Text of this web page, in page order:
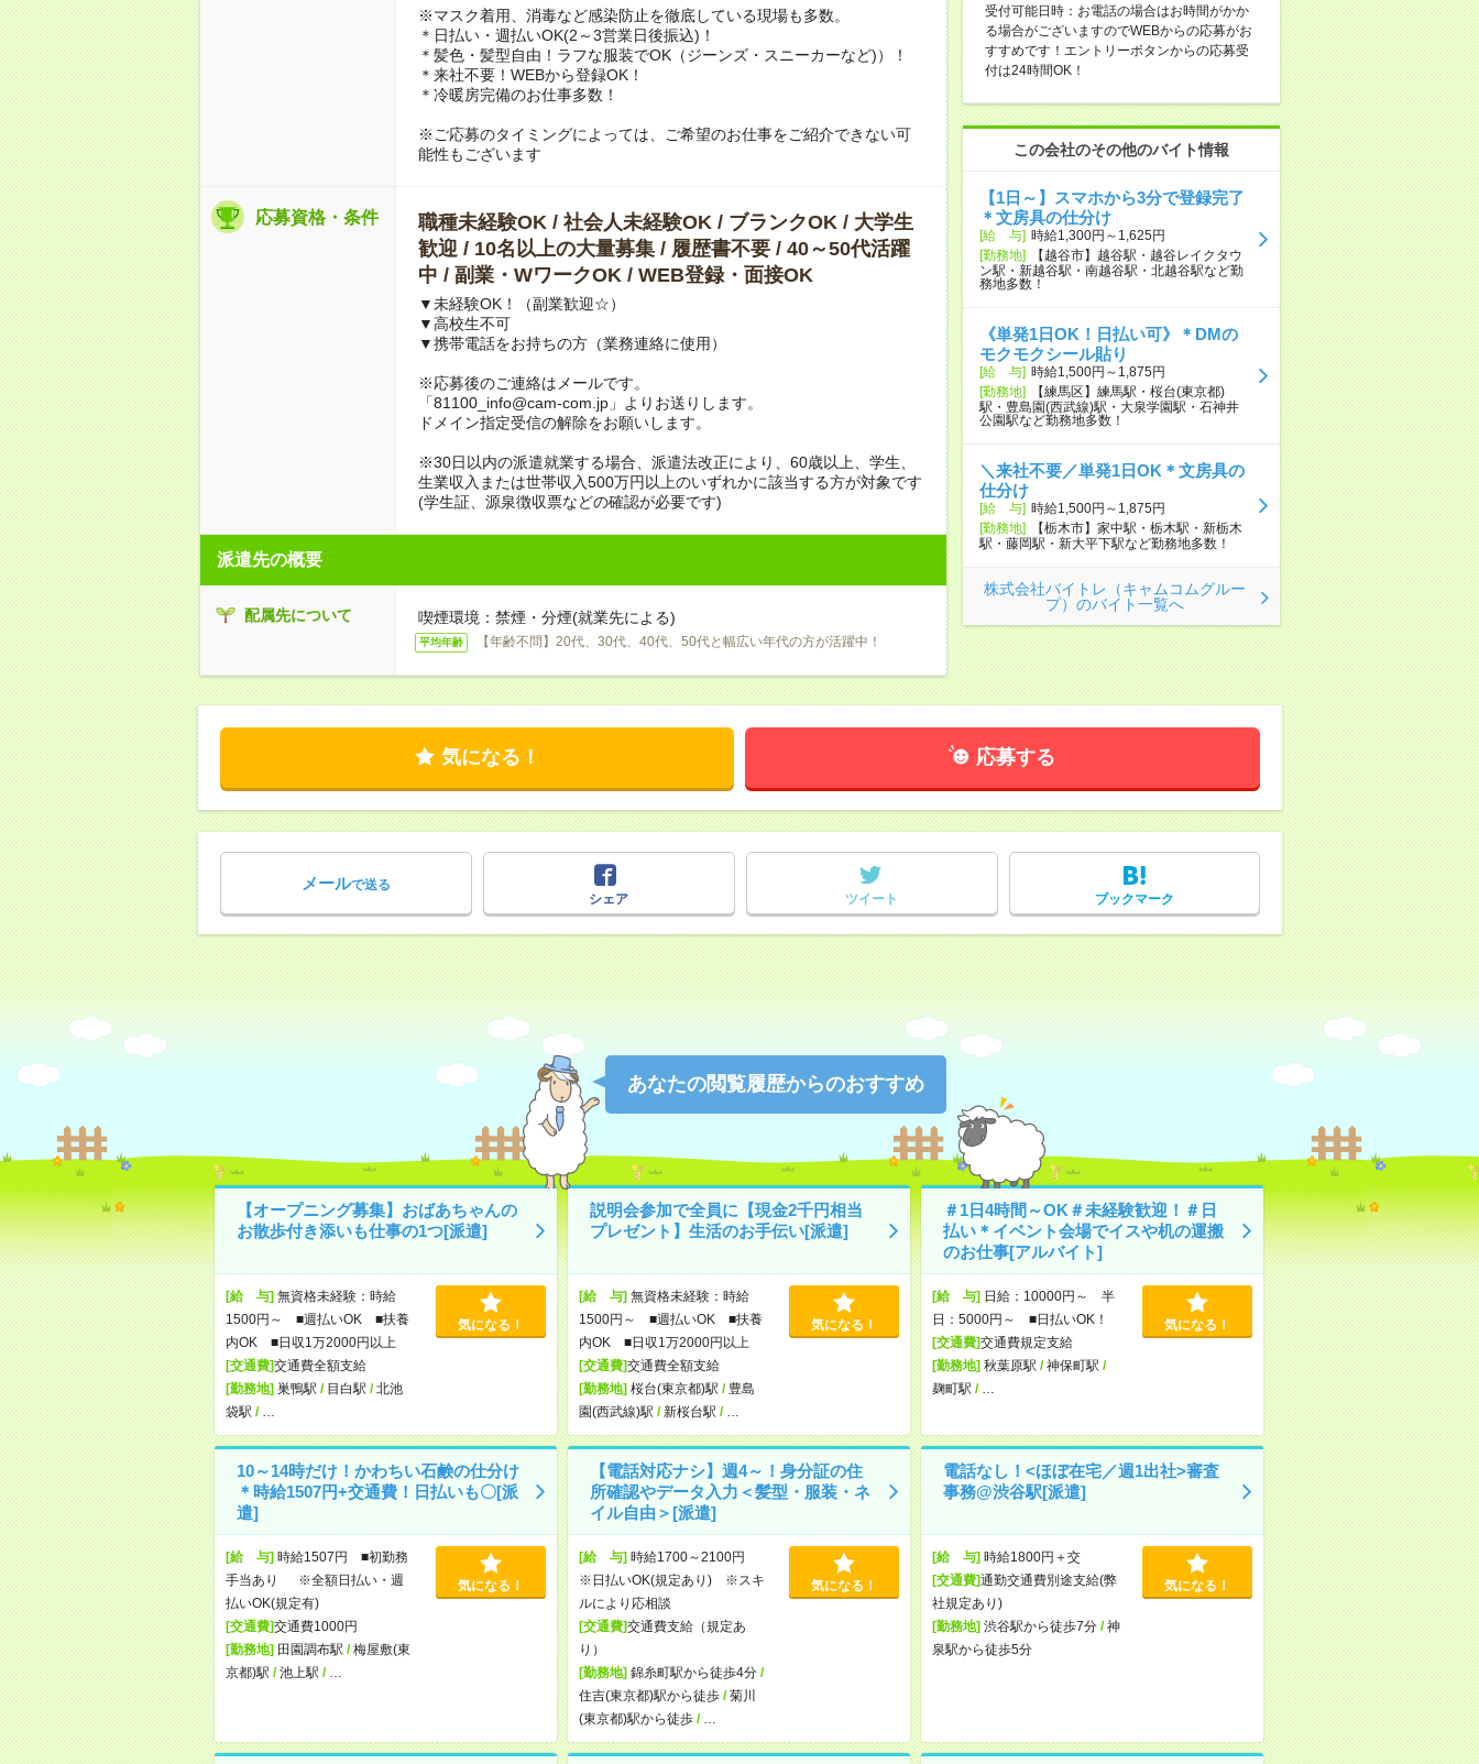
※マスク着用、消毒など感染防止を徹底している現場も多数。
＊日払い・週払いOK(2～3営業日後振込)！
＊髪色・髪型自由！ラフな服装でOK（ジーンズ・スニーカーなど)）！
＊来社不要！WEBから登録OK！
＊冷暖房完備のお仕事多数！
※ご応募のタイミングによっては、ご希望のお仕事をご紹介できない可
能性もございます
応募資格・条件
職種未経験OK / 社会人未経験OK / ブランクOK / 大学生
歓迎 / 10名以上の大量募集 / 履歴書不要 / 40～50代活躍
中 / 副業・WワークOK / WEB登録・面接OK
▼未経験OK！（副業歓迎☆）
▼高校生不可
▼携帯電話をお持ちの方（業務連絡に使用）
※応募後のご連絡はメールです。
「81100_info@cam-com.jp」よりお送りします。
ドメイン指定受信の解除をお願いします。
※30日以内の派遣就業する場合、派遣法改正により、60歳以上、学生、
生業収入または世帯収入500万円以上のいずれかに該当する方が対象です
(学生証、源泉徴収票などの確認が必要です)
派遣先の概要
配属先について 喫煙環境：禁煙・分煙(就業先による)
平均年齢 【年齢不問】20代、30代、40代、50代と幅広い年代の方が活躍中！
受付可能日時：お電話の場合はお時間がかか
る場合がございますのでWEBからの応募がお
すすめです！エントリーボタンからの応募受
付は24時間OK！
この会社のその他のバイト情報
【1日～】スマホから3分で登録完了
＊文房具の仕分け
[給 与] 時給1,300円～1,625円
[勤務地]
【越谷市】越谷駅・越谷レイクタウ
ン駅・新越谷駅・南越谷駅・北越谷駅など勤
務地多数！
《単発1日OK！日払い可》＊DMの
モクモクシール貼り
[給 与] 時給1,500円～1,875円
[勤務地]
【練馬区】練馬駅・桜台(東京都)
駅・豊島園(西武線)駅・大泉学園駅・石神井
公園駅など勤務地多数！
＼来社不要／単発1日OK＊文房具の
仕分け
[給 与] 時給1,500円～1,875円
[勤務地]
【栃木市】家中駅・栃木駅・新栃木
駅・藤岡駅・新大平下駅など勤務地多数！
株式会社バイトレ（キャムコムグルー
プ）のバイト一覧へ
気になる！ 応募する
メールで送る
シェア
ツイート ブックマーク
あなたの閲覧履歴からのおすすめ
【オープニング募集】おばあちゃんの
お散歩付き添いも仕事の1つ[派遣]
[給 与]無資格未経験：時給
1500円～ ■週払いOK ■扶養
内OK ■日収1万2000円以上
[交通費]交通費全額支給
[勤務地]巣鴨駅 / 目白駅 /北池
袋駅 /
気になる！
説明会参加で全員に【現金2千円相当
プレゼント】生活のお手伝い[派遣]
[給 与]無資格未経験：時給
1500円～ ■週払いOK ■扶養
内OK ■日収1万2000円以上
[交通費]交通費全額支給
[勤務地]桜台(東京都)駅 / 豊島
園(西武線)駅 /新桜台駅 /
気になる！
＃1日4時間～OK＃未経験歓迎！＃日
払い＊イベント会場でイスや机の運搬
のお仕事[アルバイト]
[給 与]日給：10000円～ 半
日：5000円～ ■日払いOK！
[交通費]交通費規定支給
[勤務地]秋葉原駅 /神保町駅 /
麹町駅 /
気になる！
10～14時だけ！かわちい石鹸の仕分け
＊時給1507円+交通費！日払いも〇[派
遣]
[給 与]時給1507円 ■初勤務
手当あり ※全額日払い・週
払いOK(規定有)
[交通費]交通費1000円
[勤務地]田園調布駅 /梅屋敷(東
京都)駅 /池上駅 /
気になる！
【電話対応ナシ】週4～！身分証の住
所確認やデータ入力＜髪型・服装・ネ
イル自由＞[派遣]
[給 与]時給1700～2100円
※日払いOK(規定あり) ※スキ
ルにより応相談
[交通費]交通費支給（規定あ
り）
[勤務地]錦糸町駅から徒歩4分/
住吉(東京都)駅から徒歩/菊川
(東京都)駅から徒歩/
気になる！
電話なし！<ほぼ在宅／週1出社>審査
事務@渋谷駅[派遣]
[給 与]時給1800円＋交
[交通費]通勤交通費別途支給(弊
社規定あり)
[勤務地]渋谷駅から徒歩7分/神
泉駅から徒歩5分
気になる！